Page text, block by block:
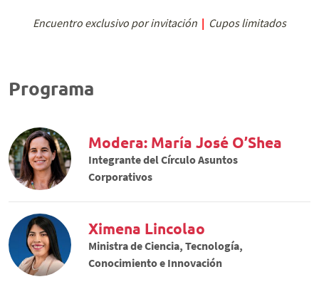
Encuentro exclusivo por invitación | Cupos limitados
Programa
Modera: María José O’Shea
Integrante del Círculo Asuntos
Corporativos
Ximena Lincolao
Ministra de Ciencia, Tecnología,
Conocimiento e Innovación